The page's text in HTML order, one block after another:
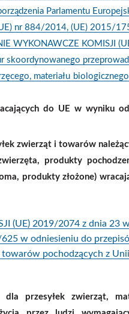
Parlamentu
nr 884/2014, (UE) 2015/
WYKONAWCZE KOMISJI
materiału
do UE w wyniku
zwierząt i towarów
produkty
produkty złożone)
(UE) 2019/2074 z dnia 23
625 w odniesieniu do
pochodzących z
dla przesyłek zwierząt,